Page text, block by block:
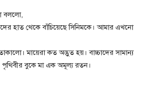
বললো,
হাত থেকে বাঁচিয়েছে সিনিমকে। আমার এখনো
তাকালো। মায়েরা কত অদ্ভুত হয়। বাচ্চাদের সামান্য
বুকে মা এক অমূল্য রতন।